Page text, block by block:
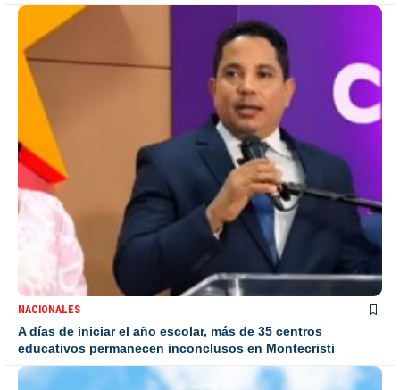
NACIONALES
A días de iniciar el año escolar, más de 35 centros
educativos permanecen inconclusos en Montecristi